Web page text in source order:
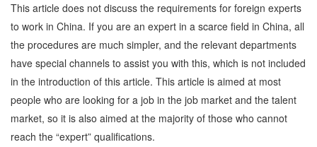
This article does not discuss the requirements for foreign experts
to work in China. If you are an expert in a scarce field in China, all
the procedures are much simpler, and the relevant departments
have special channels to assist you with this, which is not included
in the introduction of this article. This article is aimed at most
people who are looking for a job in the job market and the talent
market, so it is also aimed at the majority of those who cannot
reach the “expert” qualifications.